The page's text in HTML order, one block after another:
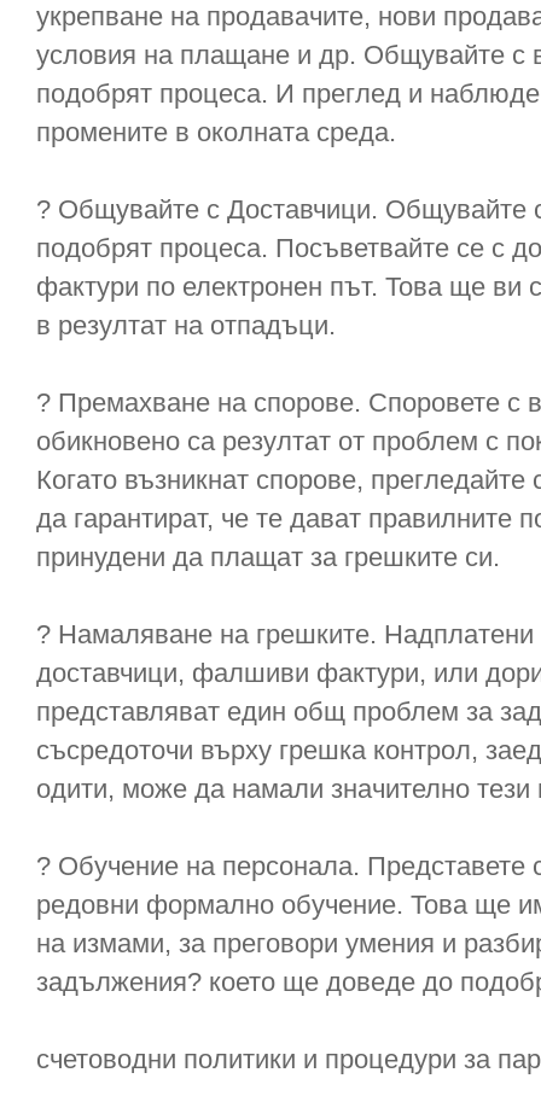
укрепване на продавачите, нови
условия на плащане и др. Общувайте с
подобрят процеса. И преглед и
промените в околната среда.
? Общувайте с Доставчици. Общувайте
подобрят процеса. Посъветвайте се с
фактури по електронен път. Това ще ви
в резултат на отпадъци.
? Премахване на спорове. Споровете с
обикновено са резултат от проблем с
Когато възникнат спорове,
да гарантират, че те дават правилните
принудени да плащат за грешките си.
? Намаляване на грешките.
доставчици, фалшиви фактури, или
представляват един общ проблем за
съсредоточи върху грешка контрол,
одити, може да намали значително тези
? Обучение на персонала.
редовни формално обучение. Това ще
на измами, за преговори умения и
задължения? което ще доведе до
счетоводни политики и процедури за